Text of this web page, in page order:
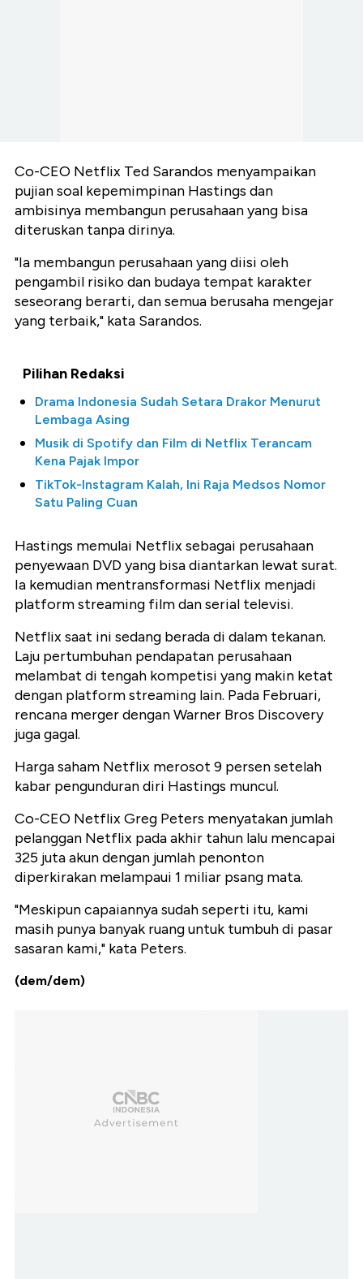
Co-CEO Netflix Ted Sarandos menyampaikan
pujian soal kepemimpinan Hastings dan
ambisinya membangun perusahaan yang bisa
diteruskan tanpa dirinya.
"Ia membangun perusahaan yang diisi oleh
pengambil risiko dan budaya tempat karakter
seseorang berarti, dan semua berusaha mengejar
yang terbaik," kata Sarandos.
Pilihan Redaksi
Drama Indonesia Sudah Setara Drakor Menurut
Lembaga Asing
Musik di Spotify dan Film di Netflix Terancam
Kena Pajak Impor
TikTok-Instagram Kalah, Ini Raja Medsos Nomor
Satu Paling Cuan
Hastings memulai Netflix sebagai perusahaan
penyewaan DVD yang bisa diantarkan lewat surat.
Ia kemudian mentransformasi Netflix menjadi
platform streaming film dan serial televisi.
Netflix saat ini sedang berada di dalam tekanan.
Laju pertumbuhan pendapatan perusahaan
melambat di tengah kompetisi yang makin ketat
dengan platform streaming lain. Pada Februari,
rencana merger dengan Warner Bros Discovery
juga gagal.
Harga saham Netflix merosot 9 persen setelah
kabar pengunduran diri Hastings muncul.
Co-CEO Netflix Greg Peters menyatakan jumlah
pelanggan Netflix pada akhir tahun lalu mencapai
325 juta akun dengan jumlah penonton
diperkirakan melampaui 1 miliar psang mata.
"Meskipun capaiannya sudah seperti itu, kami
masih punya banyak ruang untuk tumbuh di pasar
sasaran kami," kata Peters.
(dem/dem)